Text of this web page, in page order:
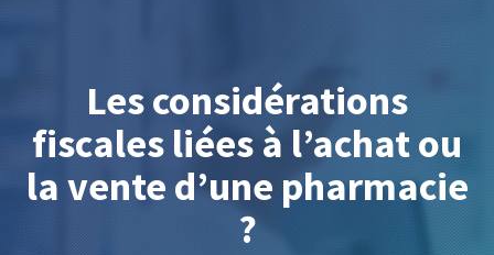
Les considérations
fiscales liées à l’achat ou
la vente d’une pharmacie
?